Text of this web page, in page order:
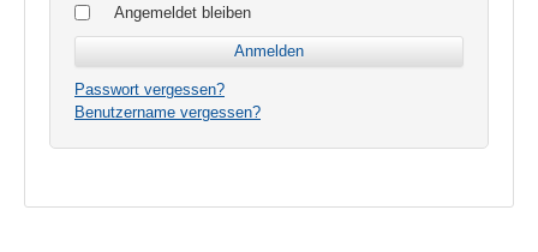
Angemeldet bleiben
Passwort vergessen?
Benutzername vergessen?